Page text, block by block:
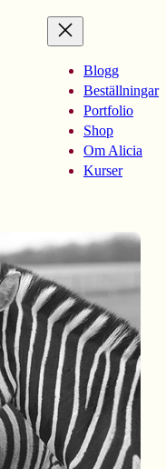
Blogg
Beställningar
Portfolio
Shop
Om Alicia
Kurser